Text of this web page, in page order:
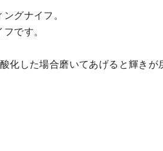
グナイフ。
です。
した場合磨いてあげると輝きが